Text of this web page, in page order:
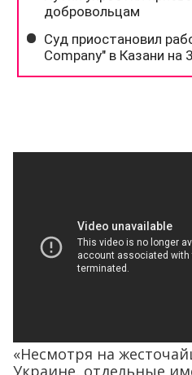
«Несмотря на
Украине, отдельные